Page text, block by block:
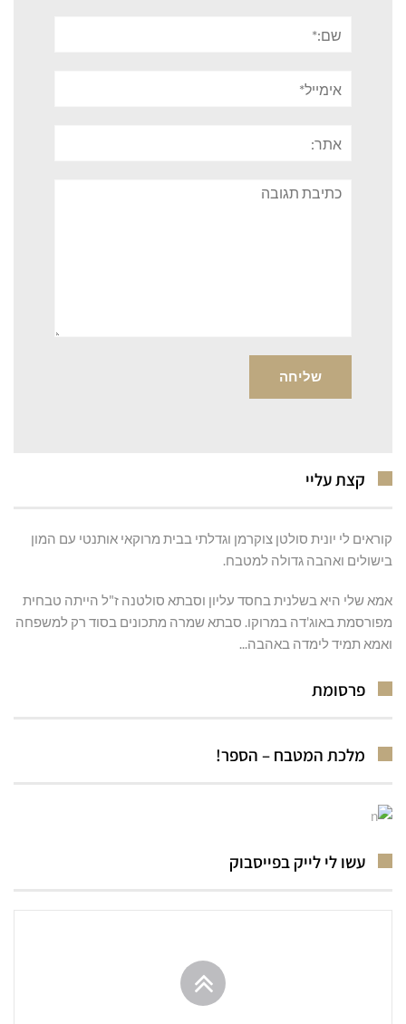
תגובה
קצת עליי
קוראים לי יונית סולטן צוקרמן וגדלתי בבית מרוקאי אותנטי עם המון
בישולים ואהבה גדולה למטבח.
אמא שלי היא בשלנית בחסד עליון וסבתא סולטנה ז"ל הייתה טבחית
מפורסמת באוג'דה במרוקו. סבתא שמרה מתכונים בסוד רק למשפחה
ואמא תמיד לימדה באהבה...
פרסומת
מלכת המטבח – הספר!
עשו לי לייק בפייסבוק
גלילה
לראש